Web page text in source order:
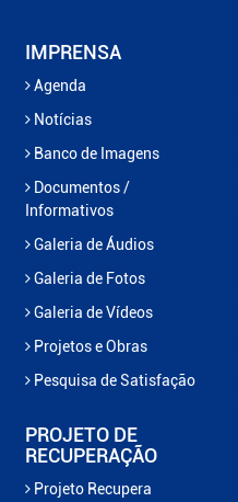
IMPRENSA
Agenda
Notícias
Banco de Imagens
Documentos /
Informativos
Galeria de Áudios
Galeria de Fotos
Galeria de Vídeos
Projetos e Obras
Pesquisa de Satisfação
PROJETO DE
RECUPERAÇÃO
Projeto Recupera